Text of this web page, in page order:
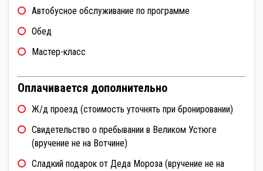
Автобусное обслуживание по программе
Обед
Мастер-класс
Оплачивается дополнительно
Ж/д проезд (стоимость уточнять при бронировании)
Свидетельство о пребывании в Великом Устюге
(вручение не на Вотчине)
Сладкий подарок от Деда Мороза (вручение не на